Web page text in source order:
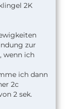
2K
zur
wenn ich
ich dann
2c
2 sek.